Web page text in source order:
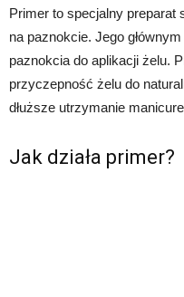
Primer to specjalny preparat
na paznokcie. Jego
paznokcia do aplikacji żelu.
przyczepność żelu do
dłuższe utrzymanie
Jak działa primer?